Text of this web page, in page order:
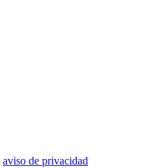
aviso de privacidad